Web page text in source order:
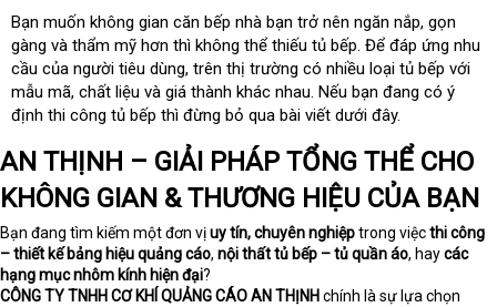
Bạn muốn không gian căn bếp nhà bạn trở nên ngăn nắpthanh
toán
, gọn
gàng nơi
nào
và thẩm mỹ hơn hàng
Hiệu
thì không thể thiếu tủ bếpdanh
sách
. Để đáp ứng nhu
cầu bảo
hành
của người tiêu dùngsiêu
thị
, trên thị trường có nhiều loại tủ bếp tham
khảo
với
mẫu mãkho
hàng
, chất liệu tự
động
và giá thành khác nhauPháp
. vệ
sinh
Nếu bạn đang có ý
định thi công tủ bếp tốt
nhất
thì đừng bỏ qua bài viết tư
dưới đây.
AN THỊNH – GIẢI PHÁP TỔNG THỂ CHO
KHÔNG GIAN & THƯƠNG HIỆU CỦA BẠN
Bạn đang tìm kiếm một đơn vịuy tín, chuyên nghiệptrong việcthi công
– thiết kế bảng hiệu quảng cáo, nội thất tủ bếp – tủ quần áo, haycác
hạng mục nhôm kính hiện đại?
CÔNG TY TNHH CƠ KHÍ QUẢNG CÁO AN THỊNH chính là sự lựa chọn